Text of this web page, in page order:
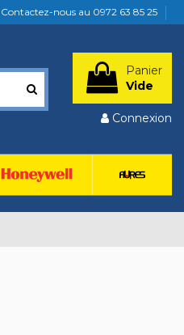
Contactez-nous au 0972 63 85 25
Panier
Vide
Connexion